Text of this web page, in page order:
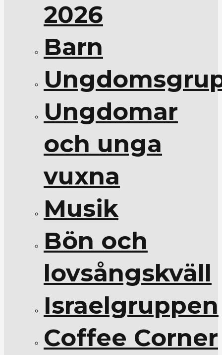
2026
Barn
Ungdomar
och unga
vuxna
Musik
Bön och
lovsångskväll
Israelgruppen
Coffee Corner